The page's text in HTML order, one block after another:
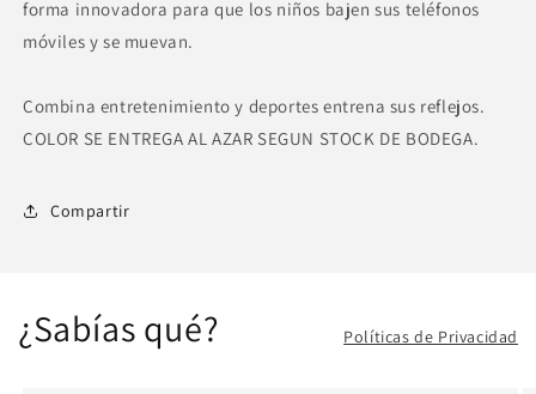
forma innovadora para que los niños bajen sus teléfonos
móviles y se muevan.
Combina entretenimiento y deportes entrena sus reflejos.
COLOR SE ENTREGA AL AZAR SEGUN STOCK DE BODEGA.
Compartir
¿Sabías qué? Políticas de Privacidad